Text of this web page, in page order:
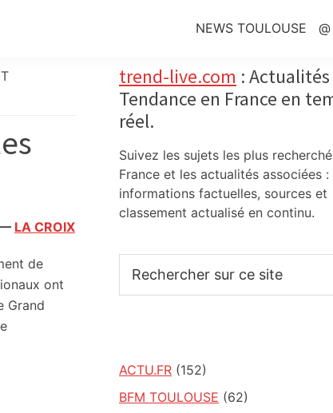
NEWS TOULOUSE @
LA CROIX
de
ont
Grand
Primary
Sidebar
trend-live.com :
Tendance en France en
réel.
Suivez les sujets les plus
France et les actualités associées :
informations factuelles, sources et
classement actualisé en continu.
sur
ACTU.FR (152)
BFM TOULOUSE (62)